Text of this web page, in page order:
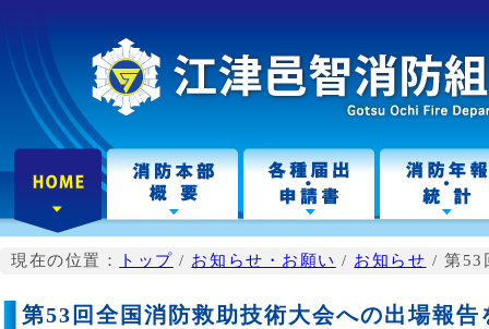
ー
現在の位置： トップ / お知らせ・お願い / お知らせ /第53
第53回全国消防救助技術大会への出場報